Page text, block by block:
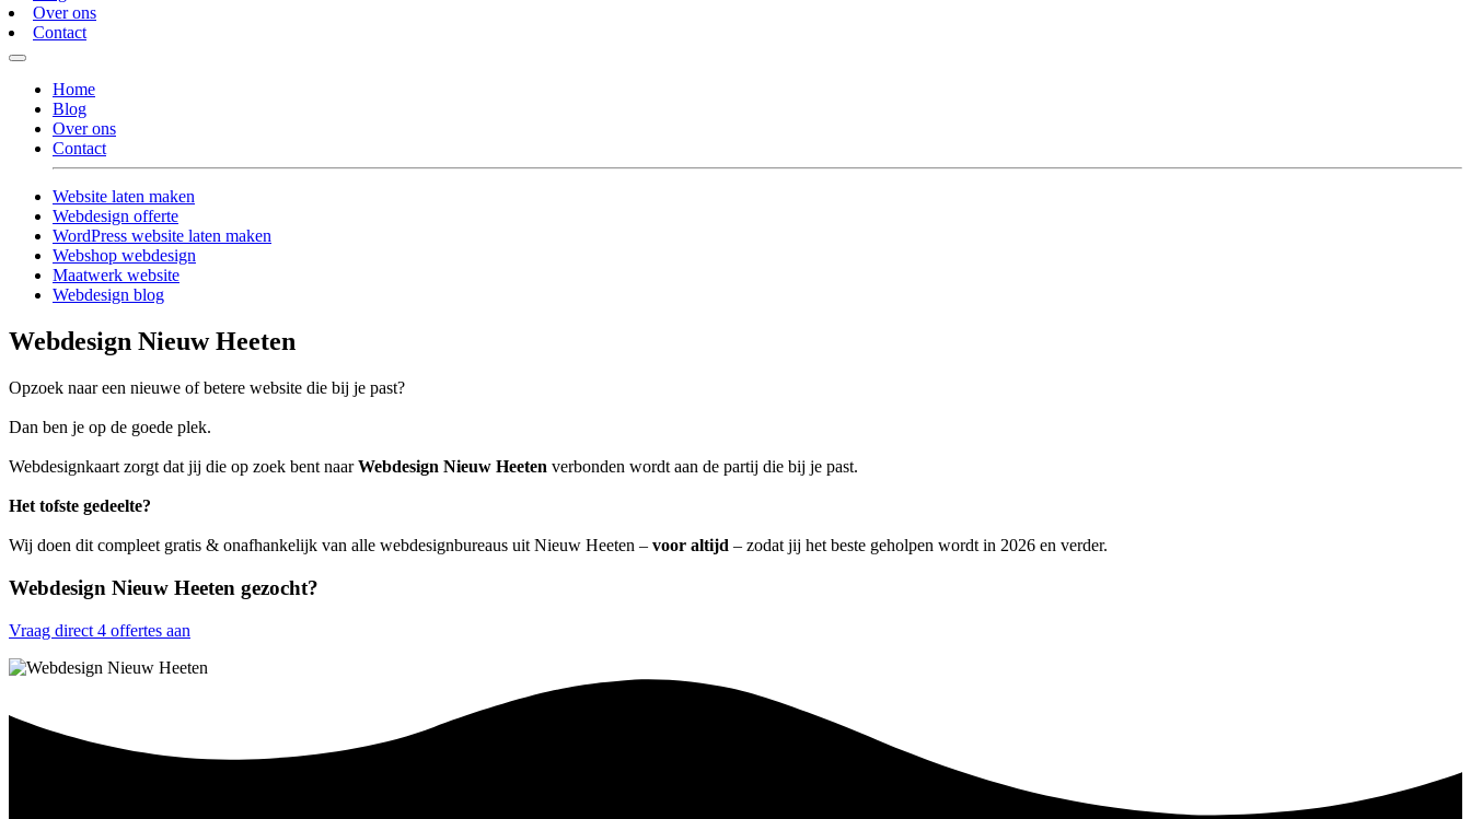
Over ons
Contact
Home
Blog
Over ons
Contact
Website laten maken
Webdesign offerte
WordPress website laten maken
Webshop webdesign
Maatwerk website
Webdesign blog
Webdesign Nieuw Heeten
Opzoek naar een nieuwe of betere website die bij je past?
Dan ben je op de goede plek.
Webdesignkaart zorgt dat jij die op zoek bent naarWebdesign Nieuw Heeten verbonden wordt aan de partij die bij je past.
Het tofste gedeelte?
Wij doen dit compleet gratis & onafhankelijk van alle webdesignbureaus uit Nieuw Heeten – voor altijd – zodat jij het beste geholpen wordt in 2026 en verder.
Webdesign Nieuw Heeten gezocht?
Vraag direct 4 offertes aan